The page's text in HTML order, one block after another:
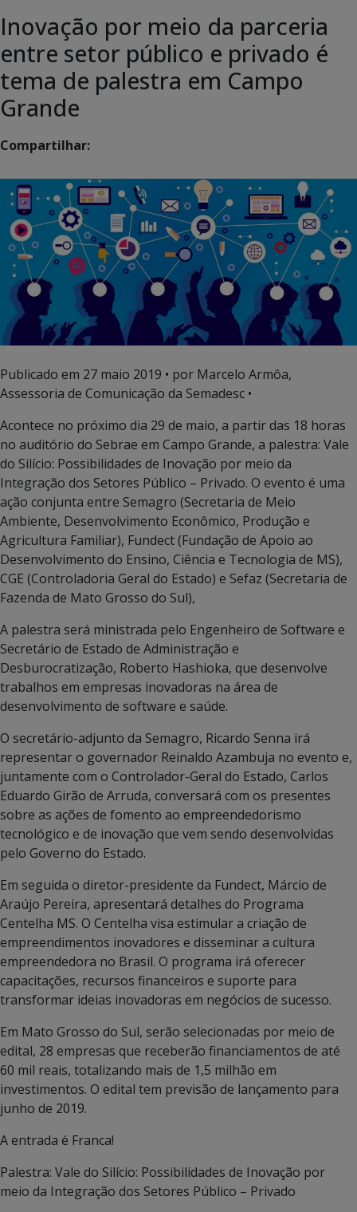
Inovação por meio da parceria
entre setor público e privado é
tema de palestra em Campo
Grande
Compartilhar:
Publicado em 27 maio 2019 • por Marcelo Armôa,
Assessoria de Comunicação da Semadesc •
Acontece no próximo dia 29 de maio, a partir das 18 horas
no auditório do Sebrae em Campo Grande, a palestra: Vale
do Silício: Possibilidades de Inovação por meio da
Integração dos Setores Público – Privado. O evento é uma
ação conjunta entre Semagro (Secretaria de Meio
Ambiente, Desenvolvimento Econômico, Produção e
Agricultura Familiar), Fundect (Fundação de Apoio ao
Desenvolvimento do Ensino, Ciência e Tecnologia de MS),
CGE (Controladoria Geral do Estado) e Sefaz (Secretaria de
Fazenda de Mato Grosso do Sul),
A palestra será ministrada pelo Engenheiro de Software e
Secretário de Estado de Administração e
Desburocratização, Roberto Hashioka, que desenvolve
trabalhos em empresas inovadoras na área de
desenvolvimento de software e saúde.
O secretário-adjunto da Semagro, Ricardo Senna irá
representar o governador Reinaldo Azambuja no evento e,
juntamente com o Controlador-Geral do Estado, Carlos
Eduardo Girão de Arruda, conversará com os presentes
sobre as ações de fomento ao empreendedorismo
tecnológico e de inovação que vem sendo desenvolvidas
pelo Governo do Estado.
Em seguida o diretor-presidente da Fundect, Márcio de
Araújo Pereira, apresentará detalhes do Programa
Centelha MS. O Centelha visa estimular a criação de
empreendimentos inovadores e disseminar a cultura
empreendedora no Brasil. O programa irá oferecer
capacitações, recursos financeiros e suporte para
transformar ideias inovadoras em negócios de sucesso.
Em Mato Grosso do Sul, serão selecionadas por meio de
edital, 28 empresas que receberão financiamentos de até
60 mil reais, totalizando mais de 1,5 milhão em
investimentos. O edital tem previsão de lançamento para
junho de 2019.
A entrada é Franca!
Palestra: Vale do Silício: Possibilidades de Inovação por
meio da Integração dos Setores Público – Privado